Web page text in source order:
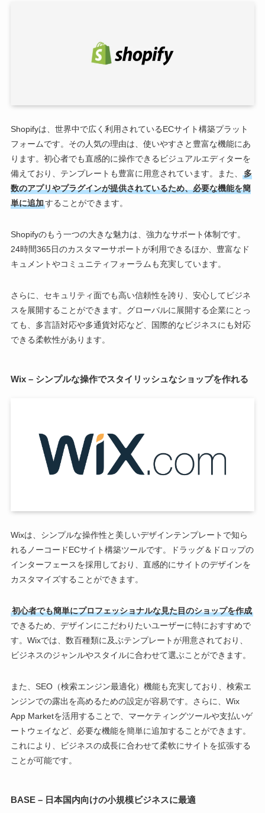
Shopifyは、世界中で広く利用されているECサイト構築プラット
フォームです。その人気の理由は、使いやすさと豊富な機能にあ
ります。初心者でも直感的に操作できるビジュアルエディターを
備えており、テンプレートも豊富に用意されています。また、
多
数のアプリやプラグインが提供されているため、必要な機能を簡
単に追加することができます。
Shopifyのもう一つの大きな魅力は、強力なサポート体制です。
24時間365日のカスタマーサポートが利用できるほか、豊富なド
キュメントやコミュニティフォーラムも充実しています。
さらに、セキュリティ面でも高い信頼性を誇り、安心してビジネ
スを展開することができます。グローバルに展開する企業にとっ
ても、多言語対応や多通貨対応など、国際的なビジネスにも対応
できる柔軟性があります。
Wix – シンプルな操作でスタイリッシュなショップを作れる
Wixは、シンプルな操作性と美しいデザインテンプレートで知ら
れるノーコードECサイト構築ツールです。ドラッグ＆ドロップの
インターフェースを採用しており、直感的にサイトのデザインを
カスタマイズすることができます。
初心者でも簡単にプロフェッショナルな見た目のショップを作成
できるため、デザインにこだわりたいユーザーに特におすすめで
す。Wixでは、数百種類に及ぶテンプレートが用意されており、
ビジネスのジャンルやスタイルに合わせて選ぶことができます。
また、SEO（検索エンジン最適化）機能も充実しており、検索エ
ンジンでの露出を高めるための設定が容易です。さらに、Wix
App Marketを活用することで、マーケティングツールや支払いゲ
ートウェイなど、必要な機能を簡単に追加することができます。
これにより、ビジネスの成長に合わせて柔軟にサイトを拡張する
ことが可能です。
BASE – 日本国内向けの小規模ビジネスに最適